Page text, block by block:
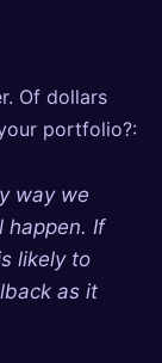
Of dollars
portfolio?:
way we
happen. If
likely to
as it